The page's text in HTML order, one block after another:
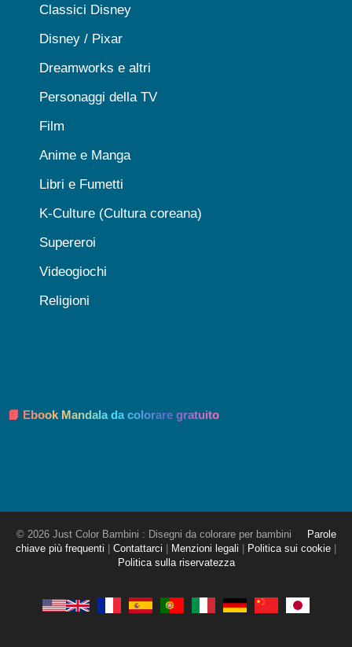
Classici Disney
Disney / Pixar
Dreamworks e altri
Personaggi della TV
Film
Anime e Manga
Libri e Fumetti
K-Culture (Cultura coreana)
Supereroi
Videogiochi
Religioni
📘 Ebook Mandala da colorare gratuito
© 2026 Just Color Bambini : Disegni da colorare per bambini
Parole
chiave più frequenti
Contattarci Menzioni legali Politica sui cookie
Politica sulla riservatezza